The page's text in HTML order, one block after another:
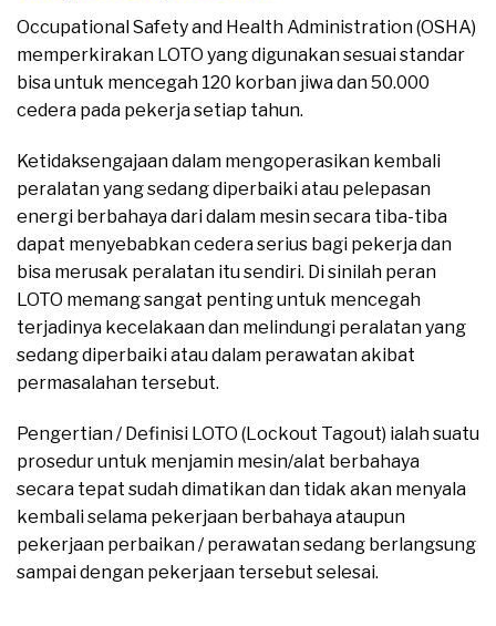
Occupational Safety and Health Administration (OSHA)
memperkirakan LOTO yang digunakan sesuai standar
bisa untuk mencegah 120 korban jiwa dan 50.000
cedera pada pekerja setiap tahun.
Ketidaksengajaan dalam mengoperasikan kembali
peralatan yang sedang diperbaiki atau pelepasan
energi berbahaya dari dalam mesin secara tiba-tiba
dapat menyebabkan cedera serius bagi pekerja dan
bisa merusak peralatan itu sendiri. Di sinilah peran
LOTO memang sangat penting untuk mencegah
terjadinya kecelakaan dan melindungi peralatan yang
sedang diperbaiki atau dalam perawatan akibat
permasalahan tersebut.
Pengertian / Definisi LOTO (Lockout Tagout) ialah suatu
prosedur untuk menjamin mesin/alat berbahaya
secara tepat sudah dimatikan dan tidak akan menyala
kembali selama pekerjaan berbahaya ataupun
pekerjaan perbaikan / perawatan sedang berlangsung
sampai dengan pekerjaan tersebut selesai.